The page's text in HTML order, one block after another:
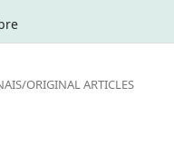
ORIGINAL ARTICLES